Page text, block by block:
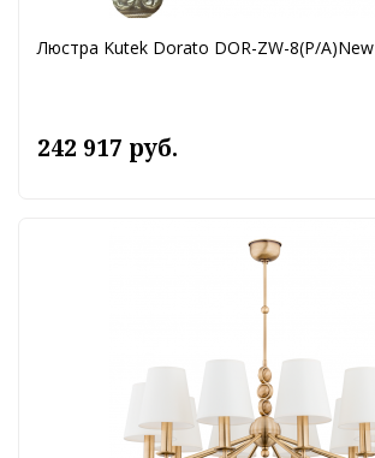
Люстра Kutek Dorato DOR-ZW-8(P/A)New
242 917 руб.